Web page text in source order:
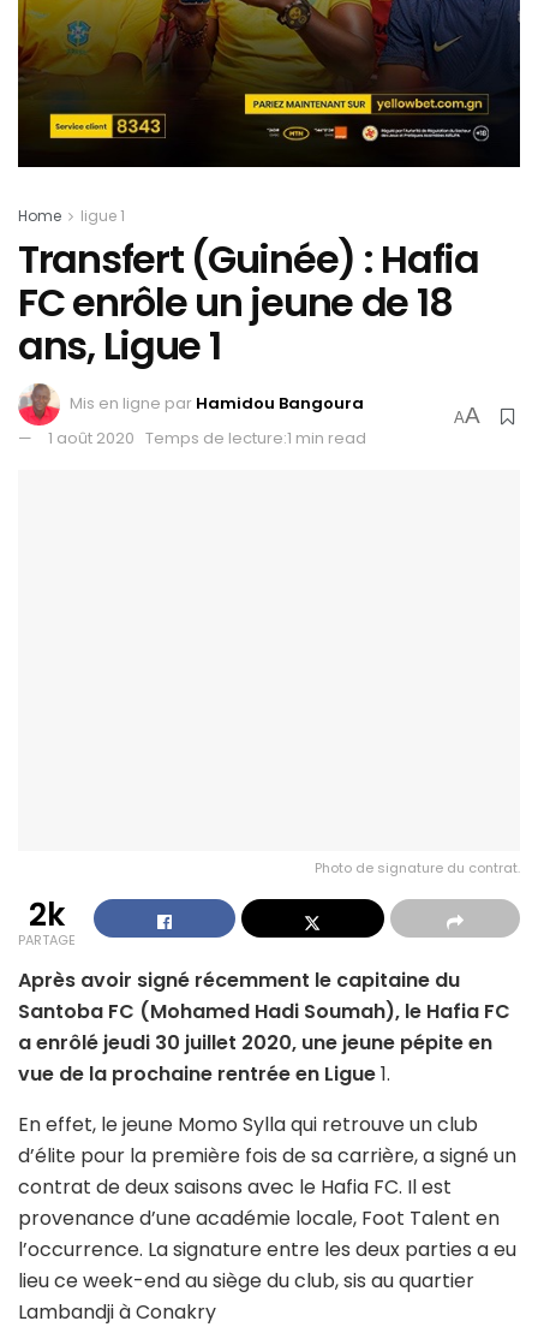
Home ligue 1
Transfert (Guinée) : Hafia
FC enrôle un jeune de 18
ans, Ligue 1
Mis en ligne par Hamidou Bangoura
1 août 2020 Temps de lecture:1 min read
AA
Photo de signature du contrat.
2k
PARTAGE
Après avoir signé récemment le capitaine du
Santoba FC (Mohamed Hadi Soumah), le Hafia FC
a enrôlé jeudi 30 juillet 2020, une jeune pépite en
vue de la prochaine rentrée en Ligue1.
En effet, le jeune Momo Sylla qui retrouve un club
d’élite pour la première fois de sa carrière, a signé un
contrat de deux saisons avec le Hafia FC. Il est
provenance d’une académie locale, Foot Talent en
l’occurrence. La signature entre les deux parties a eu
lieu ce week-end au siège du club, sis au quartier
Lambandji à Conakry